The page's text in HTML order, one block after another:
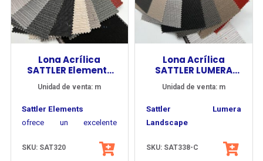
Lona Acrílica
SATTLER Elements
Urban-Wall
Unidad de venta: m
Sattler Elements
ofrece un excelente
textil, confort visual y
La línea Urban-Wall se
SKU: SAT320
Lona Acrílica
SATTLER LUMERA
LANDSCAPE
Unidad de venta: m
Sattler Lumera
Landscape
diseño textil mediante
SKU: SAT338-C